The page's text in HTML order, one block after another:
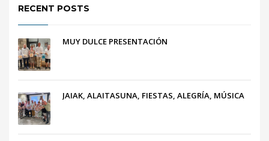
RECENT POSTS
MUY DULCE PRESENTACIÓN
JAIAK, ALAITASUNA, FIESTAS, ALEGRÍA, MÚSICA